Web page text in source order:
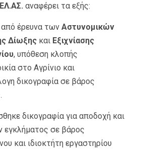
ΕΛ.ΑΣ. αναφέρει τα εξής:
από έρευνα των Αστυνομικών
Δίωξης και Εξιχνίασης
, υπόθεση κλοπής
στο Αγρίνιο και
δικογραφία σε βάρος
δικογραφία για αποδοχή και
εγκλήματος σε βάρος
και ιδιοκτήτη εργαστηρίου